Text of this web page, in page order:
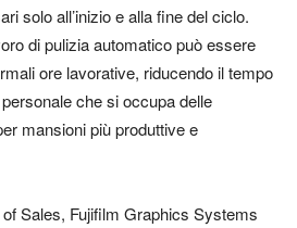
solo all’inizio e alla fine del ciclo.
di pulizia automatico può essere
ore lavorative, riducendo il tempo
che si occupa delle
mansioni più produttive e
Sales, Fujifilm Graphics Systems